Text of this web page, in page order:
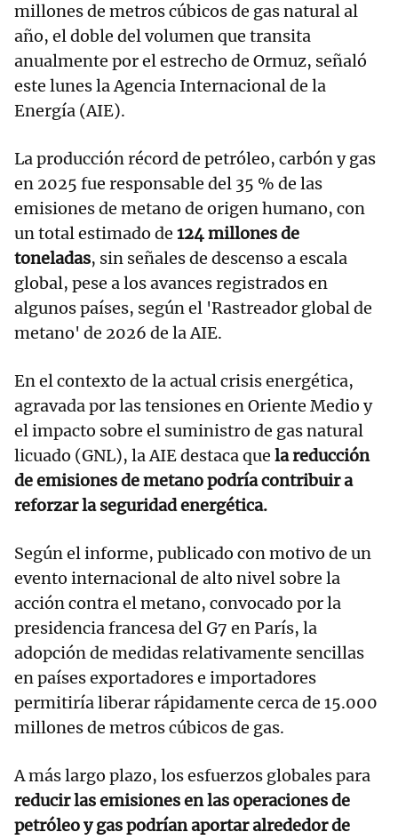
millones de metros cúbicos de gas natural al
año, el doble del volumen que transita
anualmente por el estrecho de Ormuz, señaló
este lunes la Agencia Internacional de la
Energía (AIE).
La producción récord de petróleo, carbón y gas
en 2025 fue responsable del 35 % de las
emisiones de metano de origen humano, con
un total estimado de 124 millones de
toneladas, sin señales de descenso a escala
global, pese a los avances registrados en
algunos países, según el 'Rastreador global de
metano' de 2026 de la AIE.
En el contexto de la actual crisis energética,
agravada por las tensiones en Oriente Medio y
el impacto sobre el suministro de gas natural
licuado (GNL), la AIE destaca que la reducción
de emisiones de metano podría contribuir a
reforzar la seguridad energética.
Según el informe, publicado con motivo de un
evento internacional de alto nivel sobre la
acción contra el metano, convocado por la
presidencia francesa del G7 en París, la
adopción de medidas relativamente sencillas
en países exportadores e importadores
permitiría liberar rápidamente cerca de 15.000
millones de metros cúbicos de gas.
A más largo plazo, los esfuerzos globales para
reducir las emisiones en las operaciones de
petróleo y gas podrían aportar alrededor de